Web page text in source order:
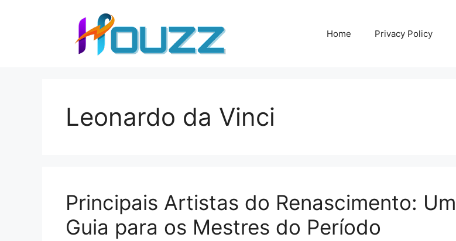
Home Privacy Policy
Leonardo da Vinci
Principais Artistas do Renascimento: Um
Guia para os Mestres do Período